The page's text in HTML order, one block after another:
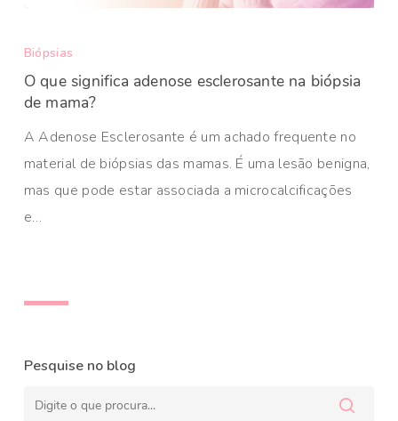
Biópsias
O que significa adenose esclerosante na biópsia
de mama?
A Adenose Esclerosante é um achado frequente no
material de biópsias das mamas. É uma lesão benigna,
mas que pode estar associada a microcalcificações
e…
Pesquise no blog